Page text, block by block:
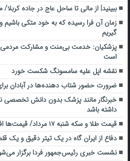
ببینید| از مالی تا ساحل عاج در جاده کربلا/
زمان آن فرا رسیده که به خود متکی باشیم
گیریم
پزشکیان: خدمت بی‌منت و مشارکت
است
نقشه اپل علیه سامسونگ شکست خورد
ضرورت حضور شتاب ‌دهنده‌ها در آبادان
خبرنگار مانند پزشک بدون دانش تخصصی
داشته باشد
قیمت طلا و سکه شنبه ۱۷ مرداد/ قیمت‌ها افزایشی
دفاع از ایران گاه در یک تیتر دقیق و یک
نشست خبری رئیس‌جمهور فردا برگزار